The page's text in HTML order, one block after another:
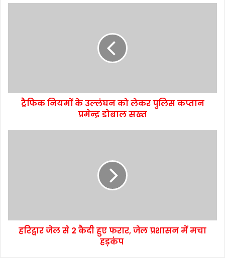
ट्रैफिक नियमों के उल्लंघन को लेकर पुलिस कप्तान
प्रमेन्द्र डोबाल सख्त
हरिद्वार जेल से 2 कैदी हुए फरार, जेल प्रशासन में मचा
हड़कंप